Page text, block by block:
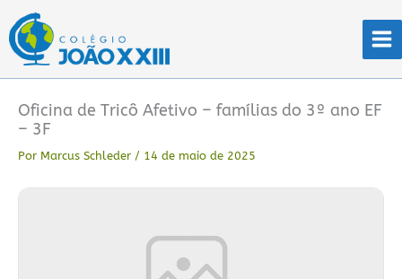
para
conteúdo
Oficina de Tricô Afetivo – famílias do 3º ano EF
– 3F
Por Marcus Schleder / 14 de maio de 2025